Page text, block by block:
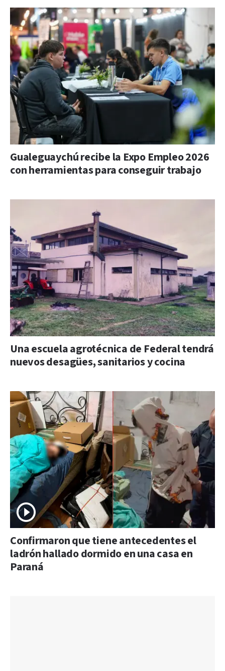
Gualeguaychú recibe la Expo Empleo 2026
con herramientas para conseguir trabajo
Una escuela agrotécnica de Federal tendrá
nuevos desagües, sanitarios y cocina
Confirmaron que tiene antecedentes el
ladrón hallado dormido en una casa en
Paraná